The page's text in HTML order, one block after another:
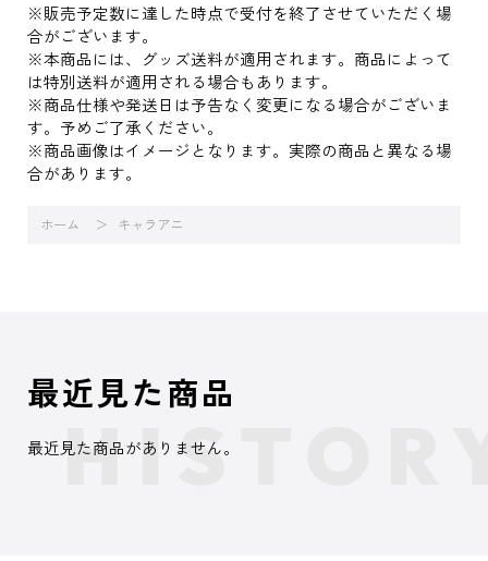
※販売予定数に達した時点で受付を終了させていただく場
合がございます。
※本商品には、グッズ送料が適用されます。商品によって
は特別送料が適用される場合もあります。
※商品仕様や発送日は予告なく変更になる場合がございま
す。予めご了承ください。
※商品画像はイメージとなります。実際の商品と異なる場
合があります。
ホーム キャラアニ
最近見た商品
最近見た商品がありません。